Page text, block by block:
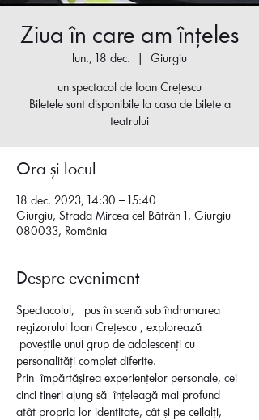
Ziua în care am înțeles
lun., 18 dec. Giurgiu
un spectacol de Ioan Crețescu
Biletele sunt disponibile la casa de bilete a
teatrului
Ora și locul
18 dec. 2023, 14:30 – 15:40
Giurgiu, Strada Mircea cel Bătrân 1, Giurgiu
080033, România
Despre eveniment
Spectacolul,   pus în scenă sub îndrumarea
regizorului Ioan Crețescu , explorează
poveștile unui grup de adolescenți cu
personalități complet diferite.
Prin  împărtășirea experiențelor personale, cei
cinci tineri ajung să  înțeleagă mai profund
atât propria lor identitate, cât și pe ceilalți,